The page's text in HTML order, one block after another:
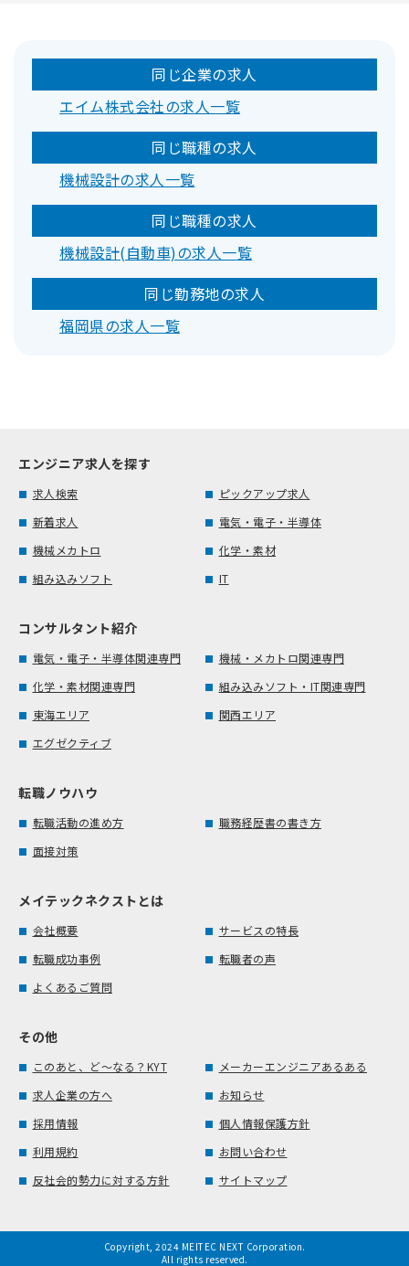
同じ企業の求人
エイム株式会社の求人一覧
同じ職種の求人
機械設計の求人一覧
同じ職種の求人
機械設計(自動車)の求人一覧
同じ勤務地の求人
福岡県の求人一覧
エンジニア求人を探す
求人検索
ピックアップ求人
新着求人
電気・電子・半導体
機械メカトロ
化学・素材
組み込みソフト
IT
コンサルタント紹介
電気・電子・半導体関連専門
機械・メカトロ関連専門
化学・素材関連専門
組み込みソフト・IT関連専門
東海エリア
関西エリア
エグゼクティブ
転職ノウハウ
転職活動の進め方
職務経歴書の書き方
面接対策
メイテックネクストとは
会社概要
サービスの特長
転職成功事例
転職者の声
よくあるご質問
その他
このあと、ど～なる？KYT
メーカーエンジニアあるある
求人企業の方へ
お知らせ
採用情報
個人情報保護方針
利用規約
お問い合わせ
反社会的勢力に対する方針
サイトマップ
Copyright, 2024 MEITEC NEXT Corporation.
All rights reserved.